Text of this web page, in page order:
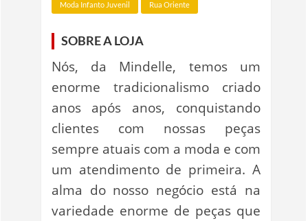
Moda Infanto Juvenil Rua Oriente
SOBRE A LOJA
Nós, da Mindelle, temos um
enorme tradicionalismo criado
anos após anos, conquistando
clientes com nossas peças
sempre atuais com a moda e com
um atendimento de primeira. A
alma do nosso negócio está na
variedade enorme de peças que